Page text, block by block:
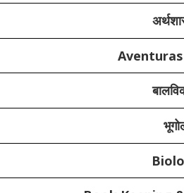
Aventuras